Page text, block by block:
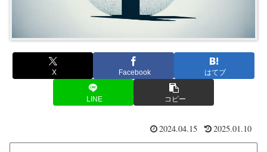
X Facebook はてブ
LINE コピー
2024.04.15 2025.01.10